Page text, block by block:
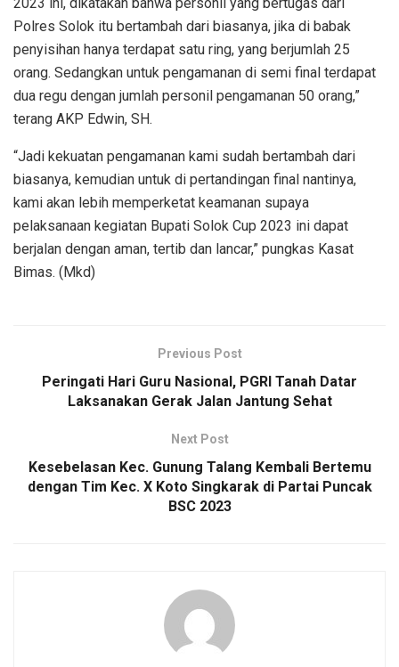
Polres Solok itu bertambah dari biasanya, jika di babak
penyisihan hanya terdapat satu ring, yang berjumlah 25
orang. Sedangkan untuk pengamanan di semi final terdapat
dua regu dengan jumlah personil pengamanan 50 orang,”
terang AKP Edwin, SH.
“Jadi kekuatan pengamanan kami sudah bertambah dari
biasanya, kemudian untuk di pertandingan final nantinya,
kami akan lebih memperketat keamanan supaya
pelaksanaan kegiatan Bupati Solok Cup 2023 ini dapat
berjalan dengan aman, tertib dan lancar,” pungkas Kasat
Bimas. (Mkd)
Previous Post
Peringati Hari Guru Nasional, PGRI Tanah Datar
Laksanakan Gerak Jalan Jantung Sehat
Next Post
Kesebelasan Kec. Gunung Talang Kembali Bertemu
dengan Tim Kec. X Koto Singkarak di Partai Puncak
BSC 2023